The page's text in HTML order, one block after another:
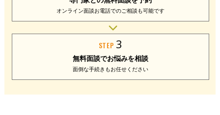
オンライン面談お電話でのご相談も可能です
STEP 3
無料面談でお悩みを相談
面倒な手続きもお任せください